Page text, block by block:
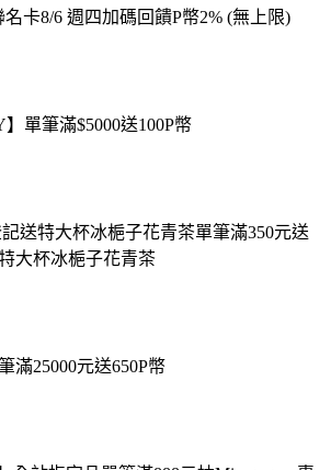
名卡8/6 週四加碼回饋P幣2% (無上限)
】單筆滿$5000送100P幣
送特大杯冰梔子花青茶單筆滿350元送
大杯冰梔子花青茶
滿25000元送650P幣